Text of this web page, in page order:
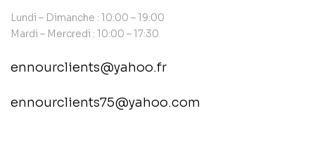
Lundi – Dimanche : 10:00 – 19:00
Mardi – Mercredi : 10:00 – 17:30
ennourclients@yahoo.fr
ennourclients75@yahoo.com